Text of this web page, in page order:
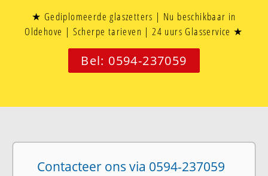
★ Gediplomeerde glaszetters | Nu beschikbaar in
Oldehove | Scherpe tarieven | 24 uurs Glasservice ★
Bel: 0594-237059
Contacteer ons via 0594-237059